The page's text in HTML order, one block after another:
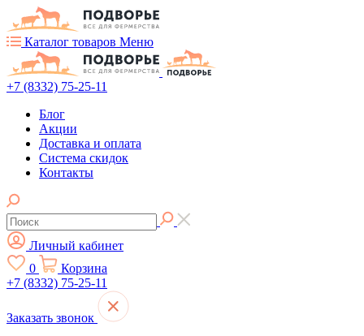
Каталог товаров Меню
+7 (8332) 75-25-11
Блог
Акции
Доставка и оплата
Система скидок
Контакты
Личный кабинет
0
Корзина
+7 (8332) 75-25-11
Заказать звонок